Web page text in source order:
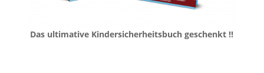
Das ultimative Kindersicherheitsbuch geschenkt !!